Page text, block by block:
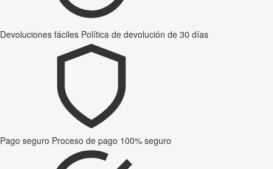
Devoluciones fáciles Política de devolución de 30 días
Pago seguro Proceso de pago 100% seguro